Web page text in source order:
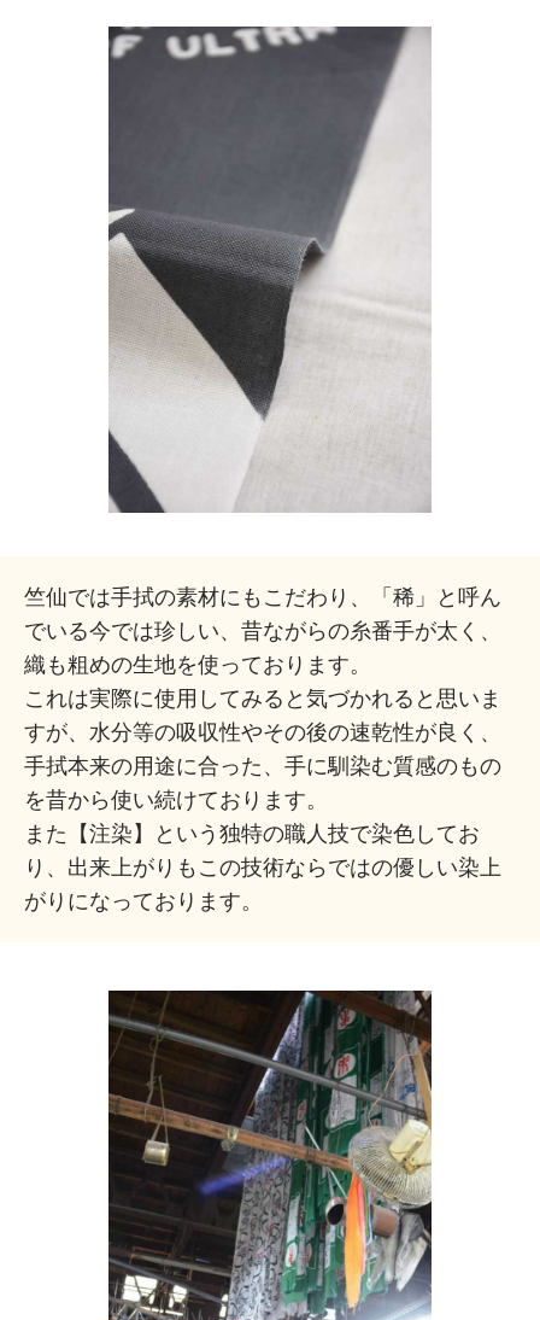
竺仙では手拭の素材にもこだわり、「稀」と呼ん
でいる今では珍しい、昔ながらの糸番手が太く、
織も粗めの生地を使っております。
これは実際に使用してみると気づかれると思いま
すが、水分等の吸収性やその後の速乾性が良く、
手拭本来の用途に合った、手に馴染む質感のもの
を昔から使い続けております。
また【注染】という独特の職人技で染色してお
り、出来上がりもこの技術ならではの優しい染上
がりになっております。